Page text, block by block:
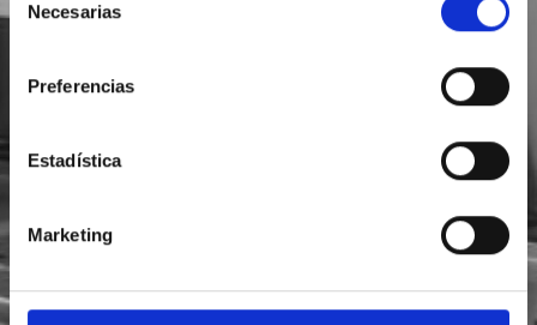
de Necesarias
Preferencias
Estadística
MarketingHe leído y acepto la
Acepto recibir novedades deFoodsat